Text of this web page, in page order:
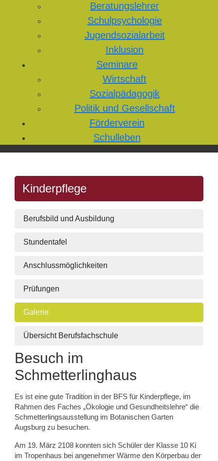
Beratungslehrer
Schulpsychologie
Jugendsozialarbeit
Inklusion
Seminare
Wirtschaft
Sozialpädagogik
Politik und Gesellschaft
Förderverein
Schulleben
Kinderpflege
Berufsbild und Ausbildung
Stundentafel
Anschlussmöglichkeiten
Prüfungen
Galerie
Übersicht Berufsfachschule
Besuch im
Schmetterlinghaus
Es ist eine gute Tradition in der BFS für Kinderpflege, im
Rahmen des Faches „Ökologie und Gesundheitslehre“ die
Schmetterlingsausstellung im Botanischen Garten
Augsburg zu besuchen.
Am 19. März 2108 konnten sich Schüler der Klasse 10 Ki
im Tropenhaus bei angenehmer Wärme den Körperbau der